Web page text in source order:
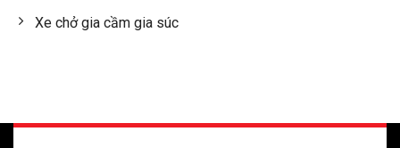
Xe chở gia cầm gia súc